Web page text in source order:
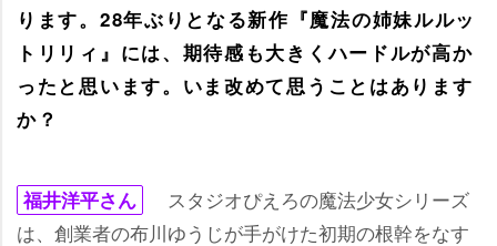
ります。28年ぶりとなる新作『魔法の姉妹ルルッ
トリリィ』には、期待感も大きくハードルが高か
ったと思います。いま改めて思うことはあります
か？
福井洋平さん
スタジオぴえろの魔法少女シリーズ
は、創業者の布川ゆうじが手がけた初期の根幹をなす